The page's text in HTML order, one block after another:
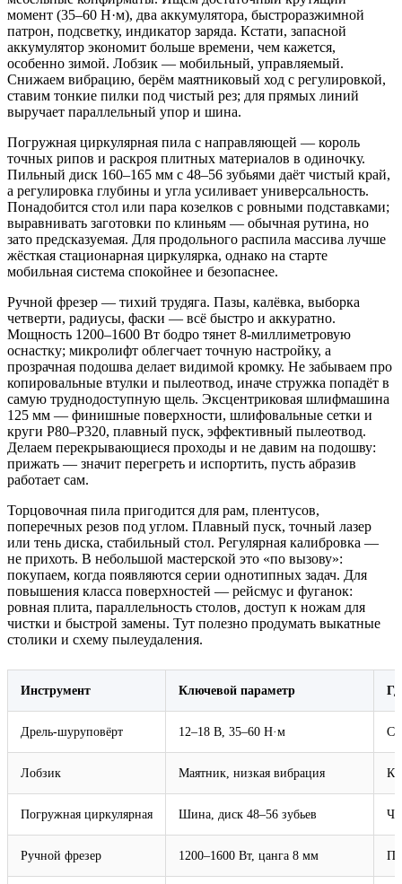
момент (35–60 Н·м), два аккумулятора, быстроразжимной
патрон, подсветку, индикатор заряда. Кстати, запасной
аккумулятор экономит больше времени, чем кажется,
особенно зимой. Лобзик — мобильный, управляемый.
Снижаем вибрацию, берём маятниковый ход с регулировкой,
ставим тонкие пилки под чистый рез; для прямых линий
выручает параллельный упор и шина.
Погружная циркулярная пила с направляющей — король
точных рипов и раскроя плитных материалов в одиночку.
Пильный диск 160–165 мм с 48–56 зубьями даёт чистый край,
а регулировка глубины и угла усиливает универсальность.
Понадобится стол или пара козелков с ровными подставками;
выравнивать заготовки по клиньям — обычная рутина, но
зато предсказуемая. Для продольного распила массива лучше
жёсткая стационарная циркулярка, однако на старте
мобильная система спокойнее и безопаснее.
Ручной фрезер — тихий трудяга. Пазы, калёвка, выборка
четверти, радиусы, фаски — всё быстро и аккуратно.
Мощность 1200–1600 Вт бодро тянет 8‑миллиметровую
оснастку; микролифт облегчает точную настройку, а
прозрачная подошва делает видимой кромку. Не забываем про
копировальные втулки и пылеотвод, иначе стружка попадёт в
самую труднодоступную щель. Эксцентриковая шлифмашина
125 мм — финишные поверхности, шлифовальные сетки и
круги P80–P320, плавный пуск, эффективный пылеотвод.
Делаем перекрывающиеся проходы и не давим на подошву:
прижать — значит перегреть и испортить, пусть абразив
работает сам.
Торцовочная пила пригодится для рам, плентусов,
поперечных резов под углом. Плавный пуск, точный лазер
или тень диска, стабильный стол. Регулярная калибровка —
не прихоть. В небольшой мастерской это «по вызову»:
покупаем, когда появляются серии однотипных задач. Для
повышения класса поверхностей — рейсмус и фуганок:
ровная плита, параллельность столов, доступ к ножам для
чистки и быстрой замены. Тут полезно продумать выкатные
столики и схему пылеудаления.
Инструмент Ключевой параметр
Дрель‑шуруповёрт 12–18 В, 35–60 Н·м
Лобзик Маятник, низкая вибрация
Погружная циркулярная Шина, диск 48–56 зубьев
Ручной фрезер 1200–1600 Вт, цанга 8 мм